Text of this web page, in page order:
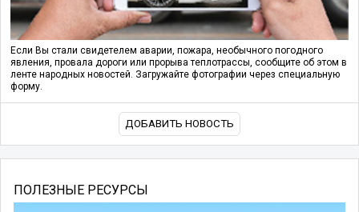
Если Вы стали свидетелем аварии, пожара, необычного погодного
явления, провала дороги или прорыва теплотрассы, сообщите об этом в
ленте народных новостей. Загружайте фотографии через специальную
форму.
ДОБАВИТЬ НОВОСТЬ
ПОЛЕЗНЫЕ РЕСУРСЫ